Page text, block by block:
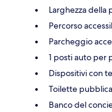
Larghezza della
Percorso
Parcheggio
1 posti auto per
Dispositivi con
Toilette
Banco del